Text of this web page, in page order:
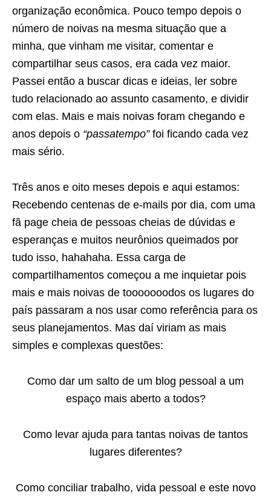
organização econômica. Pouco tempo depois o
número de noivas na mesma situação que a
minha, que vinham me visitar, comentar e
compartilhar seus casos, era cada vez maior.
Passei então a buscar dicas e ideias, ler sobre
tudo relacionado ao assunto casamento, e dividir
com elas. Mais e mais noivas foram chegando e
anos depois o “passatempo”foi ficando cada vez
mais sério.
Três anos e oito meses depois e aqui estamos:
Recebendo centenas de e-mails por dia, com uma
fã page cheia de pessoas cheias de dúvidas e
esperanças e muitos neurônios queimados por
tudo isso, hahahaha. Essa carga de
compartilhamentos começou a me inquietar pois
mais e mais noivas de tooooooodos os lugares do
país passaram a nos usar como referência para os
seus planejamentos. Mas daí viriam as mais
simples e complexas questões:
Como dar um salto de um blog pessoal a um
espaço mais aberto a todos?
Como levar ajuda para tantas noivas de tantos
lugares diferentes?
Como conciliar trabalho, vida pessoal e este novo